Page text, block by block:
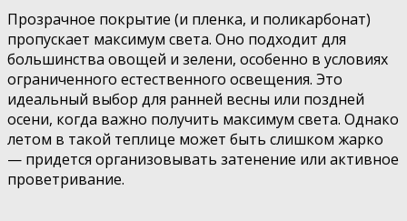
Прозрачное покрытие (и пленка, и поликарбонат)
пропускает максимум света. Оно подходит для
большинства овощей и зелени, особенно в условиях
ограниченного естественного освещения. Это
идеальный выбор для ранней весны или поздней
осени, когда важно получить максимум света. Однако
летом в такой теплице может быть слишком жарко
— придется организовывать затенение или активное
проветривание.